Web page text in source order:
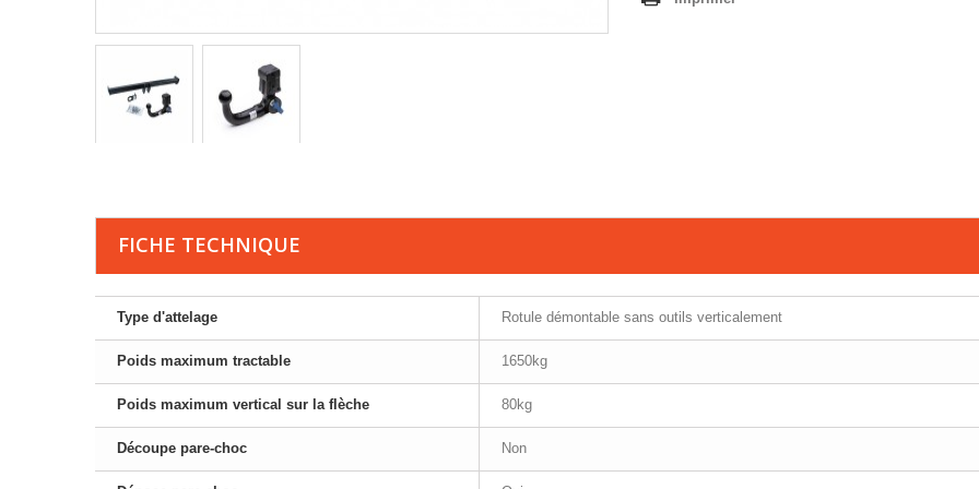
FICHE TECHNIQUE
Type d'attelage Rotule démontable sans outils verticalement
Poids maximum tractable 1650kg
Poids maximum vertical sur la flèche 80kg
Découpe pare-choc Non